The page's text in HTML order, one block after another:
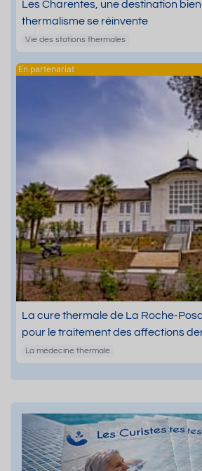
Les Charentes, une destination
thermalisme se réinvente
Vie des stations thermales
La cure thermale de La Roche-
pour le traitement des affections
La médecine thermale